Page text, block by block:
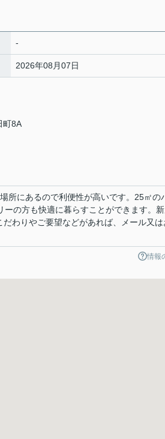
-
2026年08月07日
町8A
所にあるので利便性が高いです。25㎡の
の方も快適に暮らすことができます。
わりやご要望などがあれば、メール又は
情報